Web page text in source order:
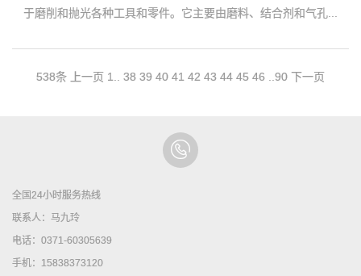
于磨削和抛光各种工具和零件。它主要由磨料、结合剂和气孔...
538条 上一页 1.. 38 39 40 41 42 43 44 45 46 ..90 下一页
全国24小时服务热线
联系人：马九玲
电话：0371-60305639
手机：15838373120